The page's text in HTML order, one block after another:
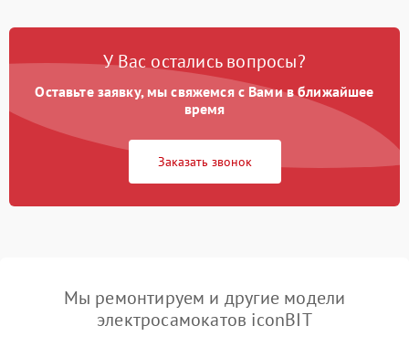
У Вас остались вопросы?
Оставьте заявку, мы свяжемся с Вами в ближайшее
время
Заказать звонок
Мы ремонтируем и другие модели
электросамокатов iconBIT